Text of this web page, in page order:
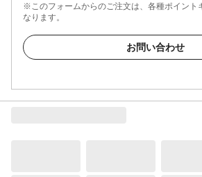
※このフォームからのご注文は、各種ポイント
なります。
お問い合わせ